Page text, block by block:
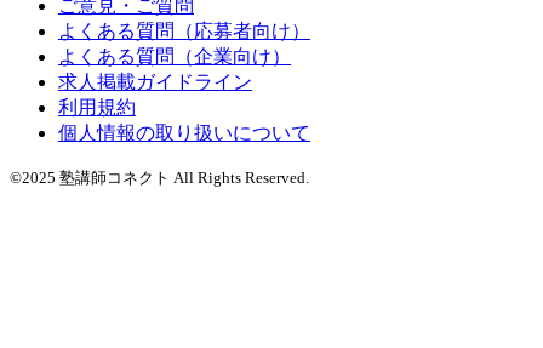
ご意見・ご質問
よくある質問（応募者向け）
よくある質問（企業向け）
求人掲載ガイドライン
利用規約
個人情報の取り扱いについて
©2025 塾講師コネクト All Rights Reserved.